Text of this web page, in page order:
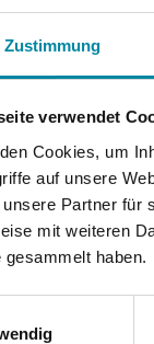
Zustimmung
verwendet
Cookies, um
auf unsere
Partner für
mit weiteren
gesammelt haben.
unterstützen.